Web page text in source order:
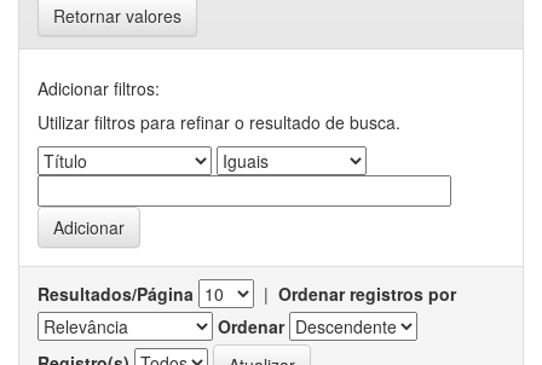
Retornar valores
Adicionar filtros:
Utilizar filtros para refinar o resultado de busca.
Resultados/Página | Ordenar registros por
Ordenar